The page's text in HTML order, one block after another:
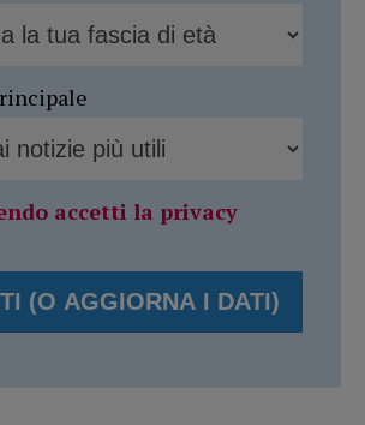
accetti la privacy